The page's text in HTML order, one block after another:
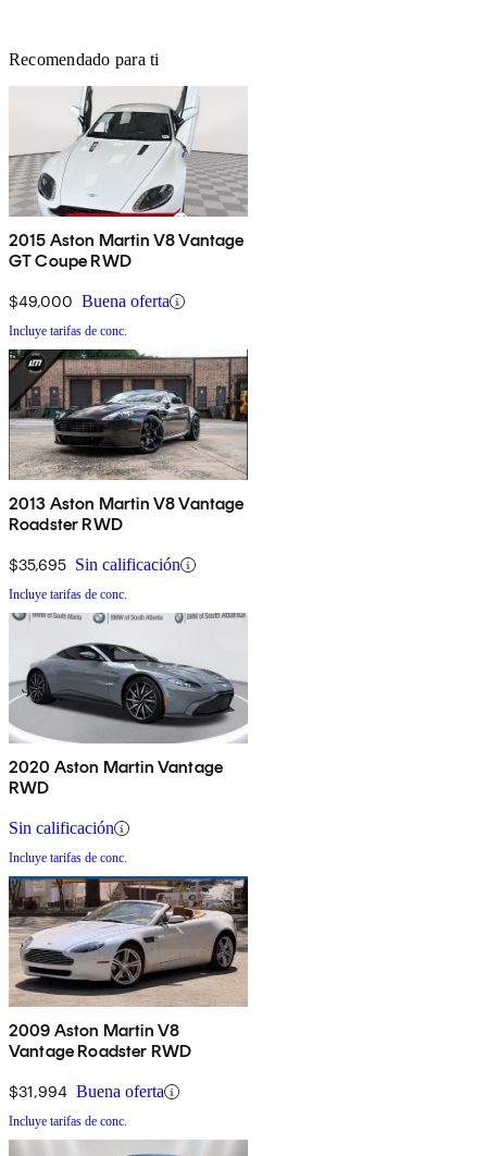
Recomendado para ti
2015 Aston Martin V8 Vantage
GT Coupe RWD
$49,000 Buena oferta
Incluye tarifas de conc.
2013 Aston Martin V8 Vantage
Roadster RWD
$35,695 Sin calificación
Incluye tarifas de conc.
2020 Aston Martin Vantage
RWD
Sin calificación
Incluye tarifas de conc.
2009 Aston Martin V8
Vantage Roadster RWD
$31,994 Buena oferta
Incluye tarifas de conc.